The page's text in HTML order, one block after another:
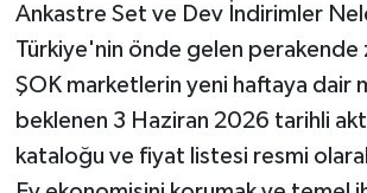
Ankastre Set ve Dev İndirimler
Türkiye'nin önde gelen perakende
ŞOK marketlerin yeni haftaya dair
beklenen 3 Haziran 2026 tarihli
kataloğu ve fiyat listesi resmi